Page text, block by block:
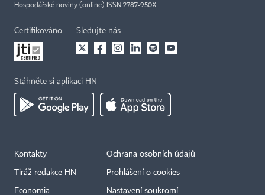
Hospodářské noviny (online) ISSN 2787-950X
Certifikováno Sledujte nás
Stáhněte si aplikaci HN
Kontakty
Tiráž redakce HN
Economia
Ochrana osobních údajů
Prohlášení o cookies
Nastavení soukromí